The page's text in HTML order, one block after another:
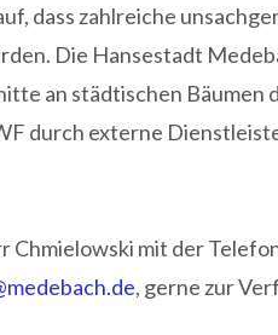
dass zahlreiche
Die Hansestadt
an städtischen Bäumen
durch externe
Chmielowski mit der
, gerne zur